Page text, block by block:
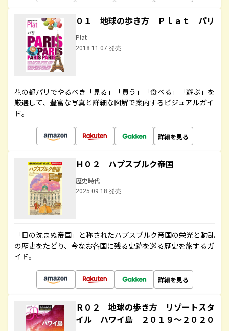
０１ 地球の歩き方 Ｐｌａｔ パリ
Plat
2018.11.07 発売
花の都パリでやるべき「見る」「買う」「食べる」「遊ぶ」を
厳選して、豊富な写真と詳細な図解で案内するビジュアルガイ
ド。
詳細を見る
Ｈ０２ ハプスブルク帝国
歴史時代
2025.09.18 発売
「日の沈まぬ帝国」と称されたハプスブルク帝国の栄光と動乱
の歴史をたどり、今なお各国に残る史跡を巡る歴史を旅するガ
イド。
詳細を見る
Ｒ０２ 地球の歩き方 リゾートスタ
イル ハワイ島 ２０１９～２０２０